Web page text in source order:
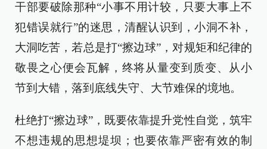
干部要破除那种“小事不用计较，只要大事上不
犯错误就行”的迷思，清醒认识到，小洞不补，
大洞吃苦，若总是打“擦边球”，对规矩和纪律的
敬畏之心便会瓦解，终将从量变到质变、从小
节到大错，落到底线失守、大节难保的境地。
杜绝打“擦边球”，既要依靠提升党性自觉，筑牢
不想违规的思想堤坝；也要依靠严密有效的制